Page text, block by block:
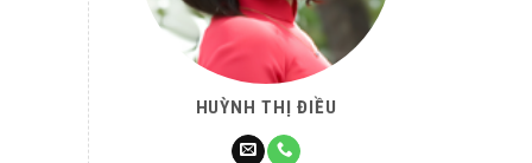
HUỲNH THỊ ĐIỀU